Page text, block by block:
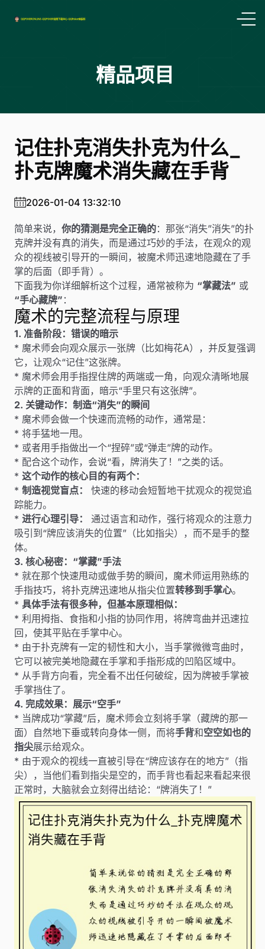
精品项目
记住扑克消失扑克为什么_
扑克牌魔术消失藏在手背
2026-01-04 13:32:10
简单来说， 你的猜测是完全正确的：那张“消失”消失”的扑
克牌并没有真的消失，而是通过巧妙的手法，在观众的观
众的视线被引导开的一瞬间，被魔术师迅速地隐藏在了手
掌的后面（即手背）。
下面我为你详细解析这个过程，通常被称为 “掌藏法” 或
“手心藏牌” ：
魔术的完整流程与原理
1. 准备阶段：错误的暗示
* 魔术师会向观众展示一张牌（比如梅花A），并反复强调
它，让观众“记住”这张牌。
* 魔术师会用手指捏住牌的两端或一角，向观众清晰地展
示牌的正面和背面，暗示“手里只有这张牌”。
2. 关键动作：制造“消失”的瞬间
* 魔术师会做一个快速而流畅的动作，通常是：
* 将手猛地一甩。
* 或者用手指做出一个“捏碎”或“弹走”牌的动作。
* 配合这个动作，会说“看，牌消失了！”之类的话。
* 这个动作的核心目的有两个：
* 制造视觉盲点：
快速的移动会短暂地干扰观众的视觉追
踪能力。
* 进行心理引导：
通过语言和动作，强行将观众的注意力
吸引到“牌应该消失的位置”（比如指尖），而不是手的整
体。
3. 核心秘密：“掌藏”手法
* 就在那个快速甩动或做手势的瞬间，魔术师运用熟练的
手指技巧，将扑克牌迅速地从指尖位置转移到手掌心。
* 具体手法有很多种，但基本原理相似：
* 利用拇指、食指和小指的协同作用，将牌弯曲并迅速拉
回，使其平贴在手掌中心。
* 由于扑克牌有一定的韧性和大小，当手掌微微弯曲时，
它可以被完美地隐藏在手掌和手指形成的凹陷区域中。
* 从手背方向看，完全看不出任何破绽，因为牌被手掌被
手掌挡住了。
4. 完成效果：展示“空手”
* 当牌成功“掌藏”后，魔术师会立刻将手掌（藏牌的那一
面）自然地下垂或转向身体一侧，而将手背和空空如也的
指尖展示给观众。
* 由于观众的视线一直被引导在“牌应该存在的地方”（指
尖），当他们看到指尖是空的，而手背也看起来看起来很
正常时，大脑就会立刻得出结论：“牌消失了！”